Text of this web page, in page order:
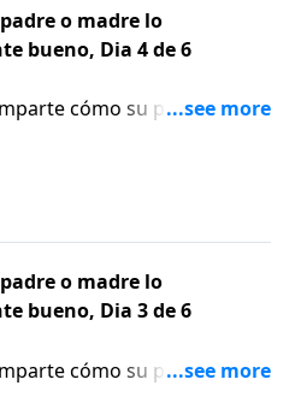
o madre lo
bueno, Dia 4 de 6
cómo su plan de
de siete meses de
cómo ella y su esposo se
la vida.
o madre lo
bueno, Dia 3 de 6
cómo su plan de
de siete meses de